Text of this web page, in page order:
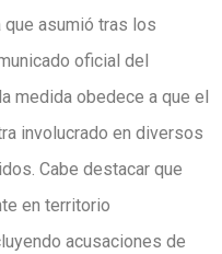
asumió tras los
oficial del
medida obedece a que el
involucrado en diversos
Cabe destacar que
en territorio
acusaciones de